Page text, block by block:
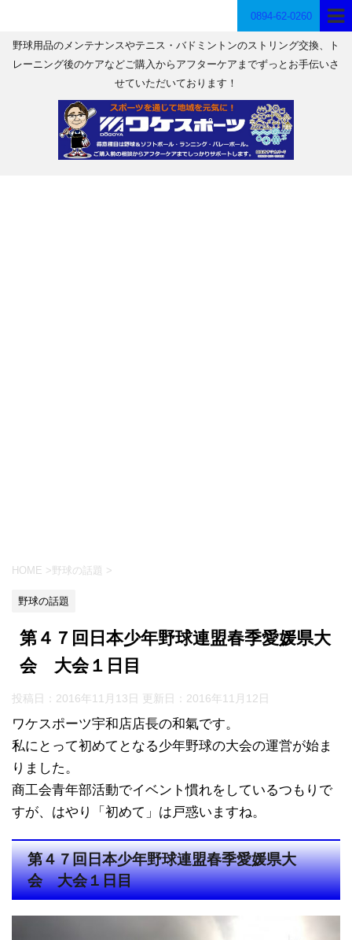
0894-62-0260
野球用品のメンテナンスやテニス・バドミントンのストリング交換、ト
レーニング後のケアなどご購入からアフターケアまでずっとお手伝いさ
せていただいております！
HOME >野球の話題 >
野球の話題
第４７回日本少年野球連盟春季愛媛県大
会 大会１日目
投稿日：2016年11月13日 更新日： 2016年11月12日
ワケスポーツ宇和店店長の和氣です。
私にとって初めてとなる少年野球の大会の運営が始ま
りました。
商工会青年部活動でイベント慣れをしているつもりで
すが、はやり「初めて」は戸惑いますね。
第４７回日本少年野球連盟春季愛媛県大
会 大会１日目